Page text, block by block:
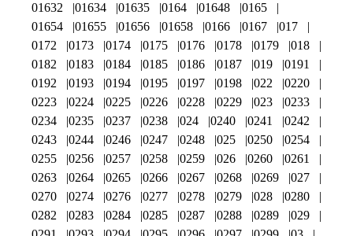
01632
01634 01635 0164 01648
0165
01654
01655 01656 01658 0166 0167
017
0172
0173 0174 0175 0176 0178 0179
018
0182
0183 0184 0185 0186 0187 019
0191
0192
0193 0194 0195 0197 0198 022
0220
0223
0224 0225 0226 0228 0229 023
0233
0234
0235 0237 0238 024 0240 0241
0242
0243
0244 0246 0247 0248 025 0250
0254
0255
0256 0257 0258 0259 026 0260
0261
0263
0264 0265 0266 0267 0268 0269
027
0270
0274 0276 0277 0278 0279 028
0280
0282
0283 0284 0285 0287 0288 0289
029